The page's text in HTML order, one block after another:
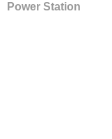
Power Station